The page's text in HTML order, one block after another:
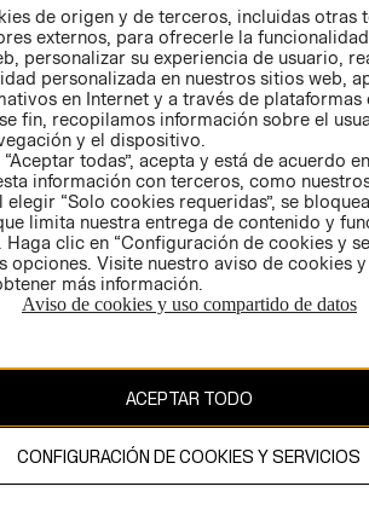
AVISO DE
PRIVACIDAD
GIFT CARD
AVISO DE
COOKIES
página web está protegido por copyright y es
& Mauritz AB.
de origen y de terceros, incluidas otras
externos, para ofrecerle la
personalizar su experiencia de usuario,
personalizada en nuestros sitios web,
en Internet y a través de plataformas
fin, recopilamos información sobre el
y el dispositivo.
todas”, acepta y está de acuerdo
información con terceros, como
“Solo cookies requeridas”, se
limita nuestra entrega de contenido y
Haga clic en “Configuración de cookies y
opciones. Visite nuestro aviso de cookies
más información.
Aviso de cookies y uso compartido de datos
ACEPTAR TODO
CONFIGURACIÓN DE COOKIES Y SERVICIOS